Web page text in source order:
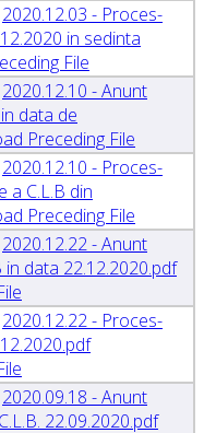
2020.12.03 - Proces-
in sedinta
2020.12.10 - Anunt
data de
2020.12.10 - Proces-
a C.L.B din
2020.12.22 - Anunt
data 22.12.2020.pdf
2020.12.22 - Proces-
2020.09.18 - Anunt
22.09.2020.pdf